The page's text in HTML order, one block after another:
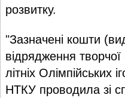
розвитку.
"Зазначені кошти
відрядження
літніх Олімпійських
НТКУ проводила зі